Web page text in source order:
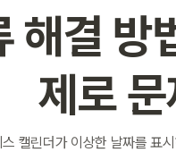
해결 방
제로
캘린더가 이상한 날짜를 표